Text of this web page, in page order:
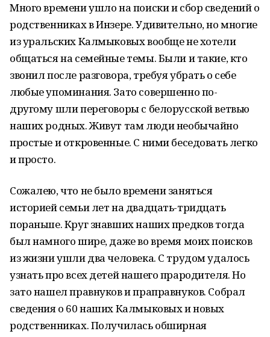
Много времени ушло на поиски и сбор сведений о
родственниках в Инзере. Удивительно, но многие
из уральских Калмыковых вообще не хотели
общаться на семейные темы. Были и такие, кто
звонил после разговора, требуя убрать о себе
любые упоминания. Зато совершенно по-
другому шли переговоры с белорусской ветвью
наших родных. Живут там люди необычайно
простые и откровенные. С ними беседовать легко
и просто.
Сожалею, что не было времени заняться
историей семьи лет на двадцать-тридцать
пораньше. Круг знавших наших предков тогда
был намного шире, даже во время моих поисков
из жизни ушли два человека. С трудом удалось
узнать про всех детей нашего прародителя. Но
зато нашел правнуков и праправнуков. Собрал
сведения о 60 наших Калмыковых и новых
родственниках. Получилась обширная